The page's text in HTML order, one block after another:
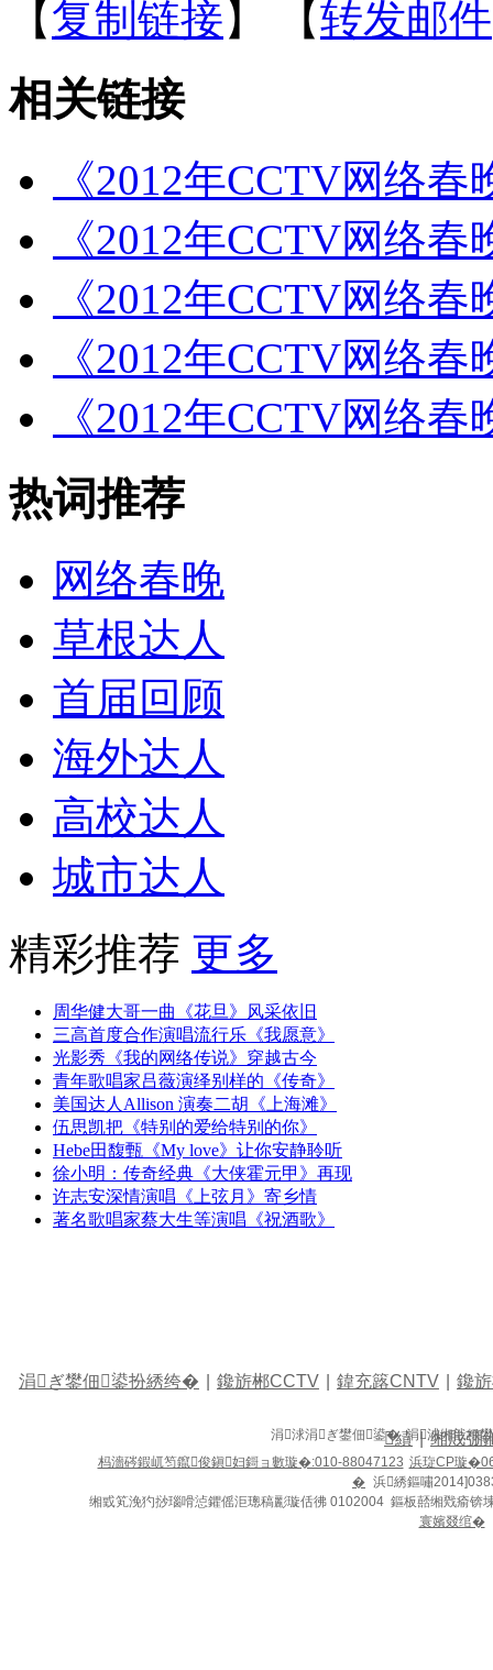
【复制链接】 【转发邮件
相关链接
《2012年CCTV网络
《2012年CCTV网络
《2012年CCTV网络
《2012年CCTV网络
《2012年CCTV网络
热词推荐
网络春晚
草根达人
首届回顾
海外达人
高校达人
城市达人
精彩推荐 更多
周华健大哥一曲《花旦》风采依旧
三高首度合作演唱流行乐《我愿意》
光影秀《我的网络传说》穿越古今
青年歌唱家吕薇演绎别样的《传奇》
美国达人Allison 演奏二胡《上海滩》
伍思凯把《特别的爱给特别的你》
Hebe田馥甄《My love》让你安静聆听
徐小明：传奇经典《大侠霍元甲》再现
许志安深情演唱《上弦月》寄乡情
著名歌唱家蔡大生等演唱《祝酒歌》
涓ぎ鐢佃鍙扮綉绔� 鑱旂郴CCTV 鍏充簬CNTV 鑱
績 | 缃戝弸
涓浗涓ぎ鐢佃鍙� 涓浗缃戠粶
杩濇硶鍜屼笉鑹俊鎭妇鎶ョ數璇�:010-88047123 浜琁CP璇
� 浜綉鏂嘯
缃戜笂浼犳挱瑙嗗惉鑺傜洰璁稿彲璇佸彿 0102004 鏂板嚭缃戣瘉
寰嬪叕绾�